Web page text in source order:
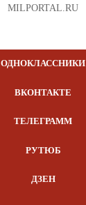
MILPORTAL.RU
ОДНОКЛАССНИКИ
ВКОНТАКТЕ
ТЕЛЕГРАММ
РУТЮБ
ДЗЕН